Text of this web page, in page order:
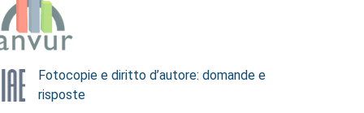
Fotocopie e diritto d’autore: domande e
risposte